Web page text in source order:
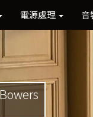
電源處理 音